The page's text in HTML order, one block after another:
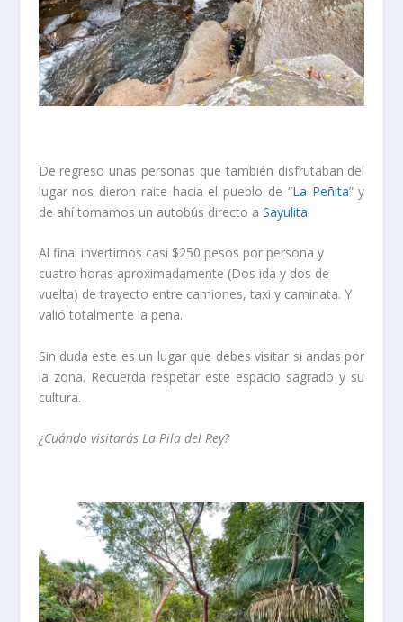
De regreso unas personas que también disfrutaban del
lugar nos dieron raite hacia el pueblo de “La Peñita” y
de ahí tomamos un autobús directo a Sayulita.
Al final invertimos casi $250 pesos por persona y
cuatro horas aproximadamente (Dos ida y dos de
vuelta) de trayecto entre camiones, taxi y caminata. Y
valió totalmente la pena.
Sin duda este es un lugar que debes visitar si andas por
la zona. Recuerda respetar este espacio sagrado y su
cultura.
¿Cuándo visitarás La Pila del Rey?